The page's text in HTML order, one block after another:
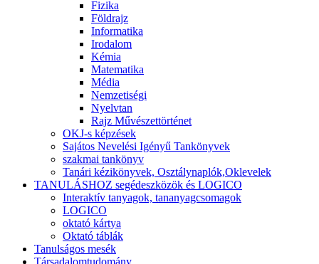
Fizika
Földrajz
Informatika
Irodalom
Kémia
Matematika
Média
Nemzetiségi
Nyelvtan
Rajz Művészettörténet
OKJ-s képzések
Sajátos Nevelési Igényű Tankönyvek
szakmai tankönyv
Tanári kézikönyvek, Osztálynaplók,Oklevelek
TANULÁSHOZ segédeszközök és LOGICO
Interaktív tanyagok, tananyagcsomagok
LOGICO
oktató kártya
Oktató táblák
Tanulságos mesék
Társadalomtudomány